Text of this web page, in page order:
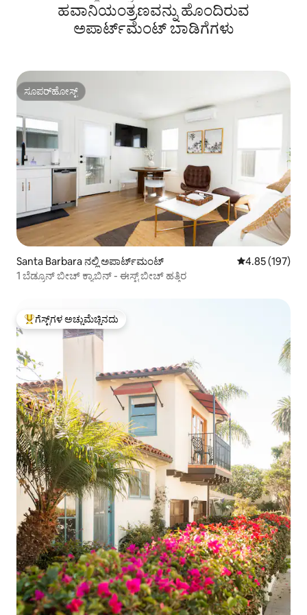
ಹವಾನಿಯಂತ್ರಣವನ್ನು ಹೊಂದಿರುವ
ಅಪಾರ್ಟ್‌ಮೆಂಟ್‌ ಬಾಡಿಗೆಗಳು
ಸೂಪರ್‌ಹೋಸ್ಟ್
ಸೂಪರ್‌ಹೋಸ್ಟ್
Santa Barbara ನಲ್ಲಿ ಅಪಾರ್ಟ್‌ಮಂಟ್ 5 ರಲ್ಲಿ 4.85
4.85 (197)
1 ಬೆಡ್ರೂನ್ ಬೀಚ್ ಕ್ಯಾಬಿನ್ - ಈಸ್ಟ್ ಬೀಚ್ ಹತ್ತಿರ
ಗೆಸ್ಟ್‌ಗಳಿಗೆ ಅತಿ ಹೆಚ್ಚು ಅಚ್ಚುಮೆಚ್ಚಿನದು
ಗೆಸ್ಟ್‌ಗಳ ಅಚ್ಚುಮೆಚ್ಚಿನದು